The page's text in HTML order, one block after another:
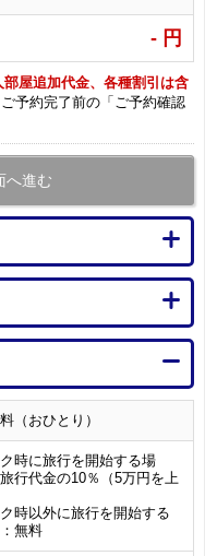
- 円
屋追加代金、各種割引は含
予約完了前の「ご予約確認
へ進む
（おひとり）
時に旅行を開始する場
行代金の10％（5万円を上
時以外に旅行を開始する
無料